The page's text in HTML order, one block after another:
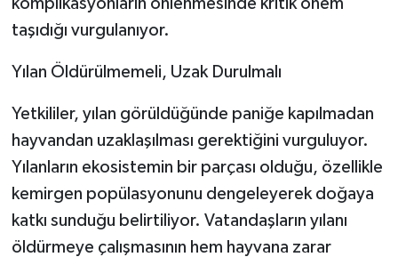
taşıdığı vurgulanıyor.
Yılan Öldürülmemeli, Uzak Durulmalı
Yetkililer, yılan görüldüğünde paniğe kapılmadan
hayvandan uzaklaşılması gerektiğini vurguluyor.
Yılanların ekosistemin bir parçası olduğu, özellikle
kemirgen popülasyonunu dengeleyerek doğaya
katkı sunduğu belirtiliyor. Vatandaşların yılanı
öldürmeye çalışmasının hem hayvana zarar